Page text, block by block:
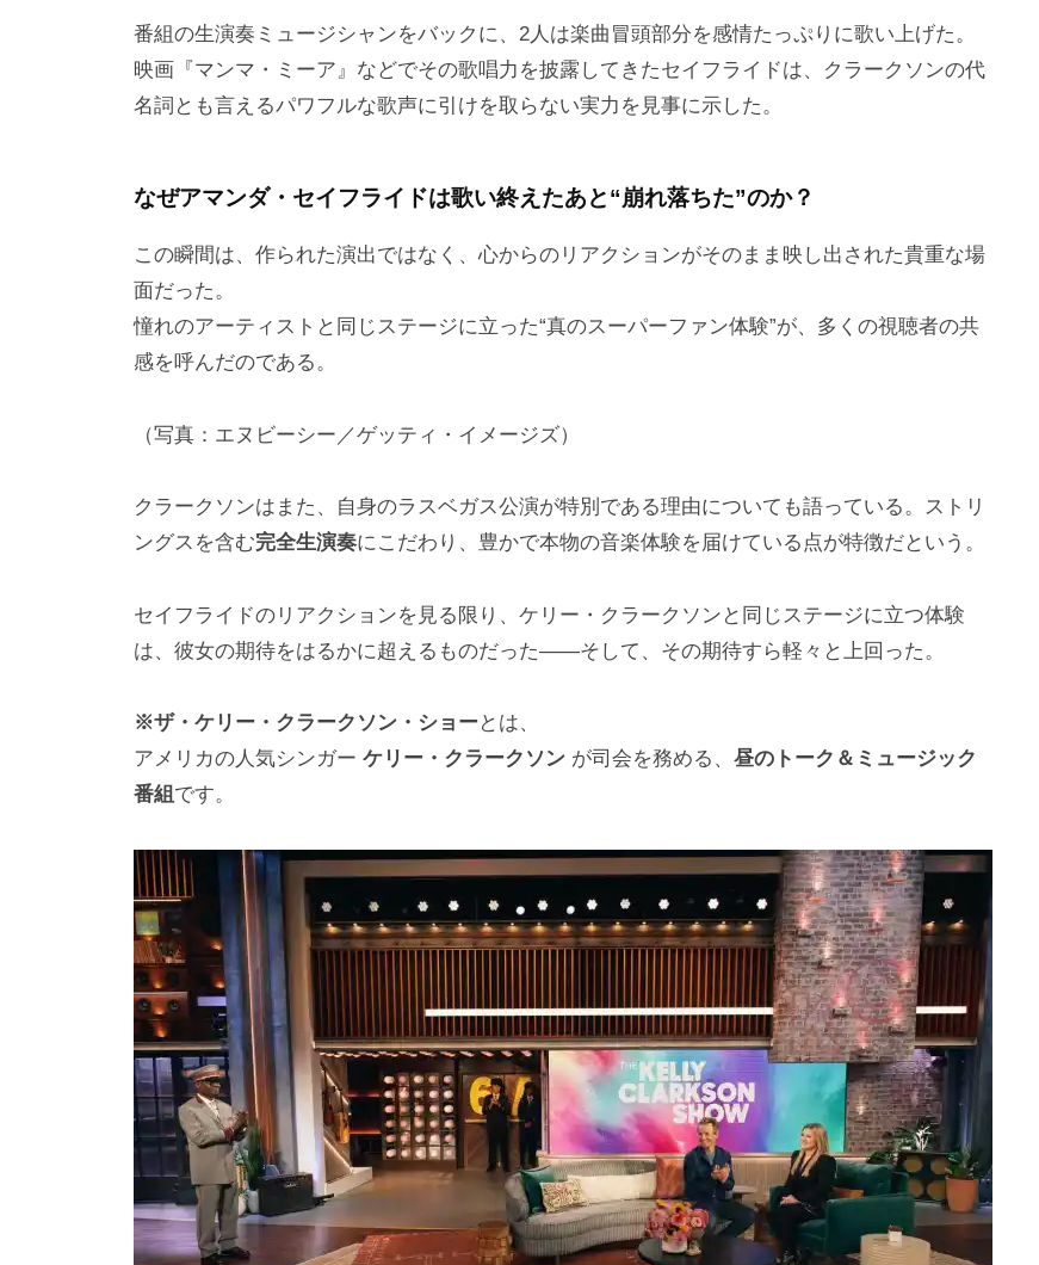
番組の生演奏ミュージシャンをバックに、2人は楽曲冒頭部分を感情たっぷりに歌い上げた。
映画『マンマ・ミーア』などでその歌唱力を披露してきたセイフライドは、クラークソンの代
名詞とも言えるパワフルな歌声に引けを取らない実力を見事に示した。
なぜアマンダ・セイフライドは歌い終えたあと“崩れ落ちた”のか？
この瞬間は、作られた演出ではなく、心からのリアクションがそのまま映し出された貴重な場
面だった。
憧れのアーティストと同じステージに立った“真のスーパーファン体験”が、多くの視聴者の共
感を呼んだのである。
（写真：エヌビーシー／ゲッティ・イメージズ）
クラークソンはまた、自身のラスベガス公演が特別である理由についても語っている。ストリ
ングスを含む完全生演奏にこだわり、豊かで本物の音楽体験を届けている点が特徴だという。
セイフライドのリアクションを見る限り、ケリー・クラークソンと同じステージに立つ体験
は、彼女の期待をはるかに超えるものだった――そして、その期待すら軽々と上回った。
※ザ・ケリー・クラークソン・ショーとは、
アメリカの人気シンガー ケリー・クラークソン が司会を務める、 昼のトーク＆ミュージック
番組 です。